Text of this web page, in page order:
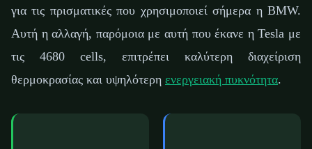
για τις πρισματικές που χρησιμοποιεί σήμερα η BMW.
Αυτή η αλλαγή, παρόμοια με αυτή που έκανε η Tesla με
τις 4680 cells, επιτρέπει καλύτερη διαχείριση
θερμοκρασίας και υψηλότερη ενεργειακή πυκνότητα.